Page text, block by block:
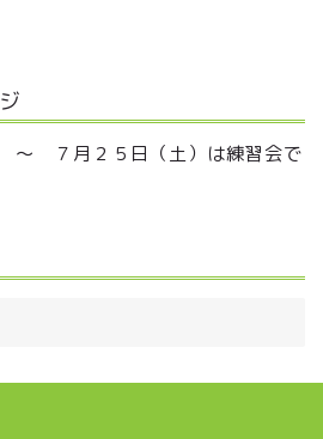
～ ７月２５日（土）は練習会で